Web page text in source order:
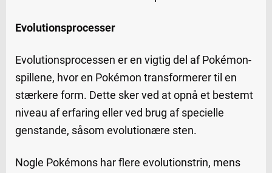
Evolutionsprocesser
Evolutionsprocessen er en vigtig del af Pokémon-
spillene, hvor en Pokémon transformerer til en
stærkere form. Dette sker ved at opnå et bestemt
niveau af erfaring eller ved brug af specielle
genstande, såsom evolutionære sten.
Nogle Pokémons har flere evolutionstrin, mens